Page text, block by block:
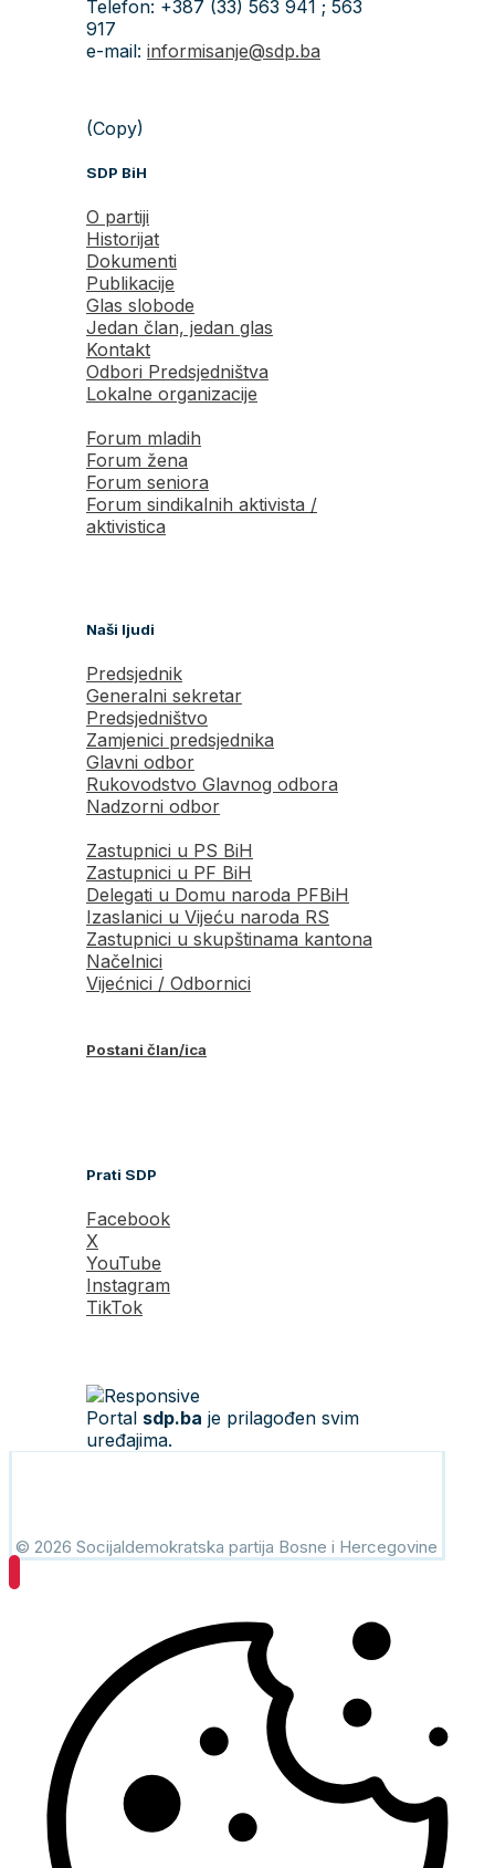
Telefon: +387 (33) 563 941 ; 563
917
e-mail: informisanje@sdp.ba
(Copy)
SDP BiH
O partiji
Historijat
Dokumenti
Publikacije
Glas slobode
Jedan član, jedan glas
Kontakt
Odbori Predsjedništva
Lokalne organizacije
Forum mladih
Forum žena
Forum seniora
Forum sindikalnih aktivista /
aktivistica
Naši ljudi
Predsjednik
Generalni sekretar
Predsjedništvo
Zamjenici predsjednika
Glavni odbor
Rukovodstvo Glavnog odbora
Nadzorni odbor
Zastupnici u PS BiH
Zastupnici u PF BiH
Delegati u Domu naroda PFBiH
Izaslanici u Vijeću naroda RS
Zastupnici u skupštinama kantona
Načelnici
Vijećnici / Odbornici
Postani član/ica
Prati SDP
Facebook
X
YouTube
Instagram
TikTok
Portal sdp.ba je prilagođen svim
uređajima.
© 2026 Socijaldemokratska partija Bosne i Hercegovine